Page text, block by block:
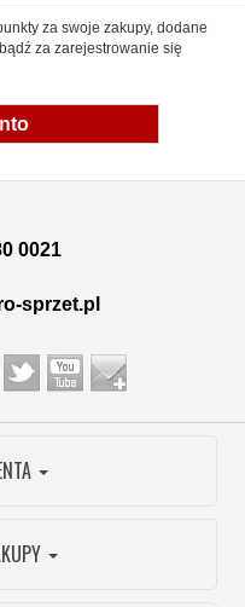
za swoje zakupy, dodane
za zarejestrowanie się
0021
sprzet.pl